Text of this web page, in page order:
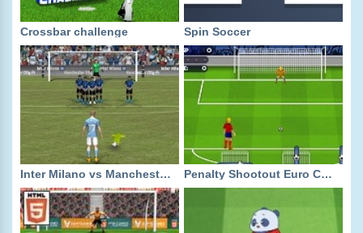
Crossbar challenge Spin Soccer
Inter Milano vs Manchester City Penalty Shootout Euro Cup 2021